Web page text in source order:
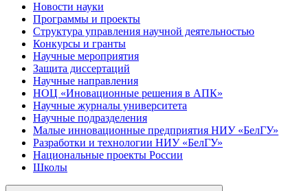
Новости науки
Программы и проекты
Структура управления научной деятельностью
Конкурсы и гранты
Научные мероприятия
Защита диссертаций
Научные направления
НОЦ «Иновационные решения в АПК»
Научные журналы университета
Научные подразделения
Малые инновационные предприятия НИУ «БелГУ»
Разработки и технологии НИУ «БелГУ»
Национальные проекты России
Школы